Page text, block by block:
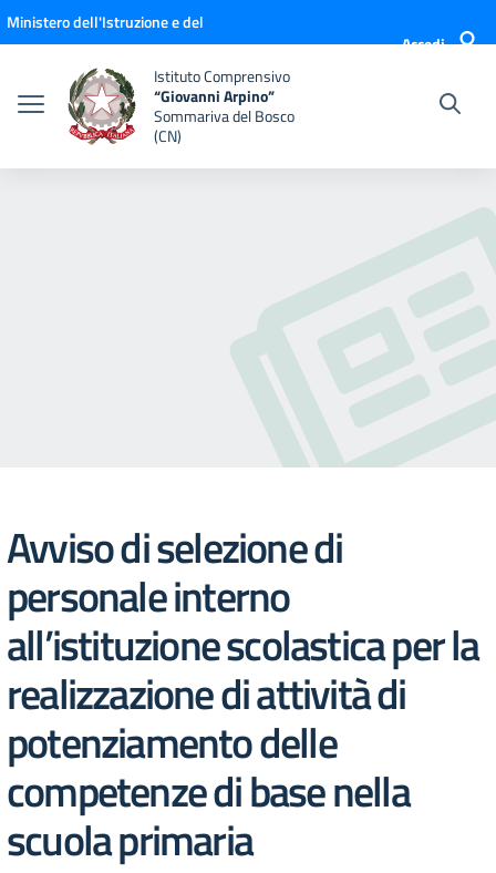
Vai ai contenuti
Vai al menu di navigazione
Vai al footer
Ministero dell'Istruzione e del
Accedi
Istituto Comprensivo
“Giovanni Arpino”
Sommariva del Bosco
(CN)
Avviso di selezione di
personale interno
all’istituzione scolastica per la
realizzazione di attività di
potenziamento delle
competenze di base nella
scuola primaria